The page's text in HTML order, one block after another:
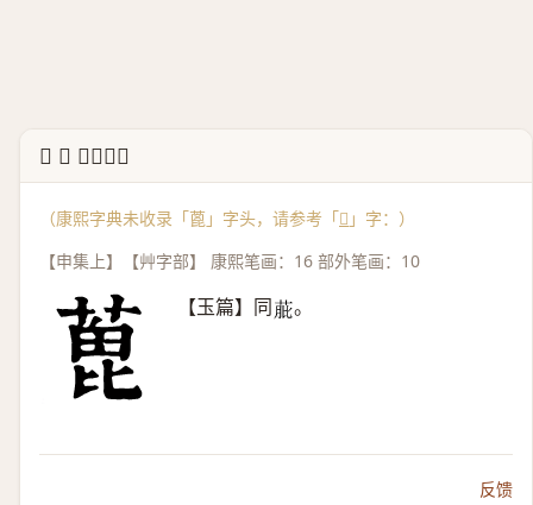
↳ 𦶃 康熙字典
（康熙字典未收录「蓖」字头，请参考「𦶃 」字：）
【申集上】【艸字部】 康熙笔画：16 部外笔画：10
【玉篇】同𦱔 。
反馈